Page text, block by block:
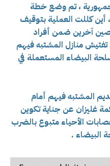
، تم وضع خطة
أين كللت العملية بتوقيف
آخرين ضمن أفراد
منازل المشتبه فيهم
البيضاء المستعملة في
المشتبه فيهم أمام
غليزان عن جناية تكوين
الأحياء متبوع بالضرب
البيضاء .